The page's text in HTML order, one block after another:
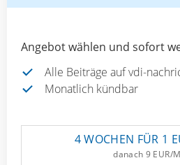
Angebot wählen und sofort
Alle Beiträge auf vdi-
Monatlich kündbar
4 WOCHEN FÜR 1
danach 9 EUR/